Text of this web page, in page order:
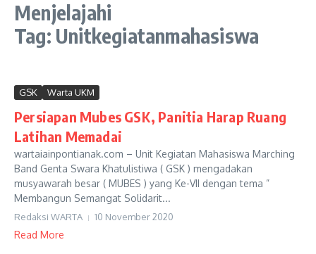
Menjelajahi
Tag: Unitkegiatanmahasiswa
GSK Warta UKM
Persiapan Mubes GSK, Panitia Harap Ruang
Latihan Memadai
wartaiainpontianak.com – Unit Kegiatan Mahasiswa Marching
Band Genta Swara Khatulistiwa ( GSK ) mengadakan
musyawarah besar ( MUBES ) yang Ke-VII dengan tema ”
Membangun Semangat Solidarit...
Redaksi WARTA 10 November 2020
Read More